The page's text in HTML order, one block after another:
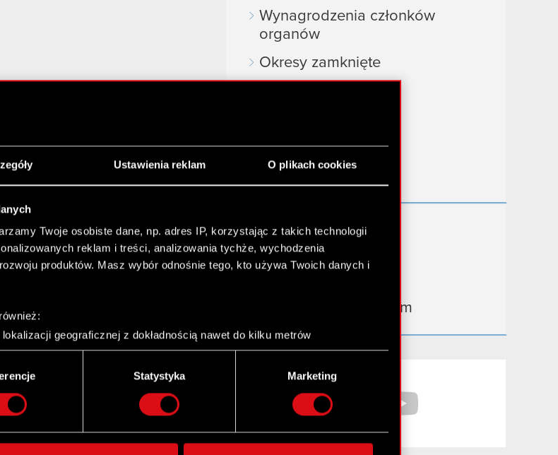
Ustawienia reklam O plikach cookies
Twoje osobiste dane, np. adres IP, korzystając z takich technologii
reklam i treści, analizowania tychże, wychodzenia
produktów. Masz wybór odnośnie tego, kto używa Twoich danych i
geograficznej z dokładnością nawet do kilku metrów
analizując charakteryzującego je zbiory danych (fingerprinting,
osobiste dane są przetwarzane oraz ustaw własne preferencje w
zmienić lub wycofać swoją zgodę w dowolnej chwili.
treści i reklam, aby oferować funkcje społecznościowe i
Statystyka Marketing
Wynagrodzenia członków
organów
Okresy zamknięte
Przydatne linki
Kontakt IR
Dowiedz się więcej:
thewitcher.com
gear.cdprojektred.com
Facebook